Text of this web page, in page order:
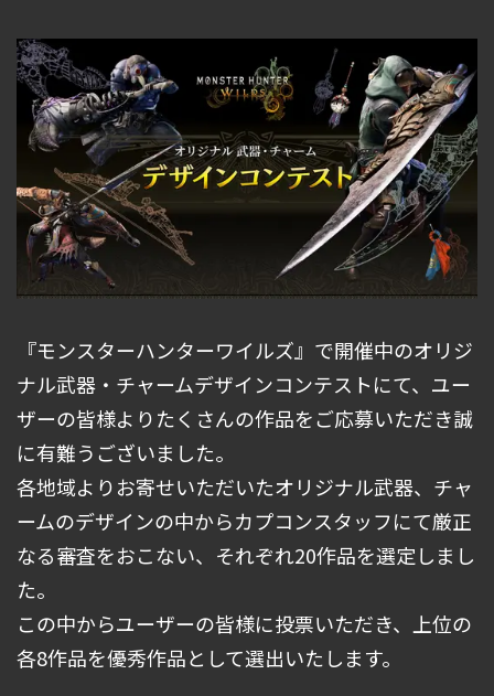
『モンスターハンターワイルズ』で開催中のオリジ
ナル武器・チャームデザインコンテストにて、ユー
ザーの皆様よりたくさんの作品をご応募いただき誠
に有難うございました。
各地域よりお寄せいただいたオリジナル武器、チャ
ームのデザインの中からカプコンスタッフにて厳正
なる審査をおこない、それぞれ20作品を選定しまし
た。
この中からユーザーの皆様に投票いただき、上位の
各8作品を優秀作品として選出いたします。